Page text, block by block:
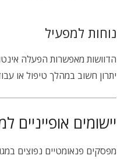
נוחות למפעיל
הדוושות מאפשרות הפעלה
יתרון חשוב במהלך טיפול או
יישומים
מפסקים פנאומטיים נפוצים